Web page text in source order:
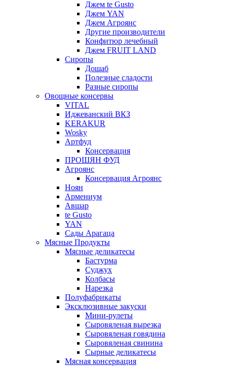
Джем te Gusto
Джем YAN
Джем Агроянс
Другие производители
Конфитюр лечебный
Джем FRUIT LAND
Сиропы
Дошаб
Полезные сладости
Разные сиропы
Овощные консервы
VITAL
Иджеванский ВКЗ
KERAKUR
Wosky
Артфуд
Консервация
ПРОШЯН ФУД
Агроянс
Консервация Агроянс
Ноян
Армениум
Авшар
te Gusto
YAN
Сады Арагаца
Мясные Продукты
Мясные деликатесы
Бастурма
Суджух
Колбасы
Нарезка
Полуфабрикаты
Эксклюзивные закуски
Мини-рулеты
Сыровяленая вырезка
Сыровяленая говядина
Сыровяленая свинина
Сырные деликатесы
Мясная консервация